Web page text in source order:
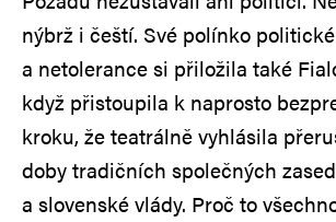
nýbrž i čeští. Své polínko
a netolerance si přiložila také
když přistoupila k naprosto
kroku, že teatrálně vyhlásila
doby tradičních společných
a slovenské vlády. Proč to